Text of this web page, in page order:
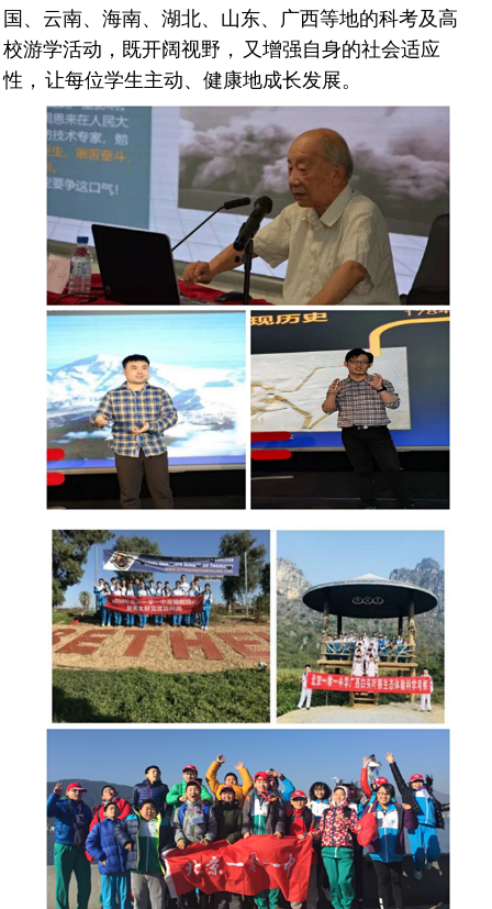
国、云南、海南、湖北、山东、广西等地的科考及高
校游学活动，既开阔视野 ， 又增强自身的社会适应
性 ， 让每位学生主动、健康地成长发展。